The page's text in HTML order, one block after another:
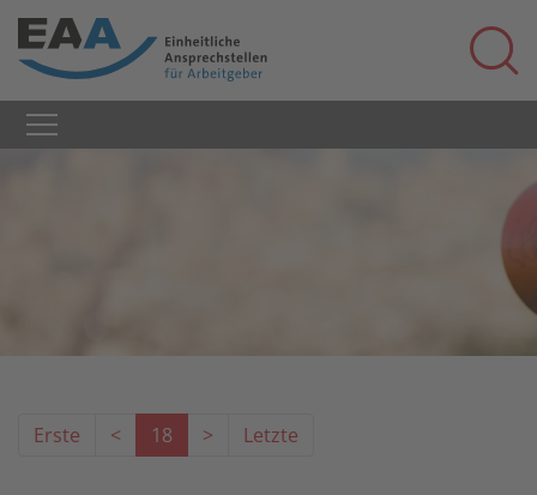
Erste < 18 > Letzte